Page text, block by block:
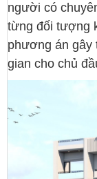
người có
từng đối tượng
phương án gây
gian cho chủ